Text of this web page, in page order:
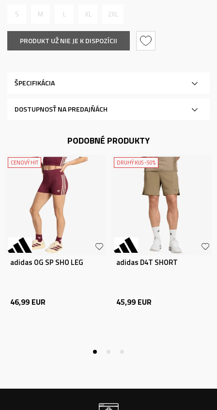
S M L XL 2XL
PRODUKT UŽ NIE JE K DISPOZÍCII
ŠPECIFIKÁCIA
DOSTUPNOSŤ NA PREDAJŇÁCH
PODOBNÉ PRODUKTY
CENOVÝ HIT
adidas OG SP SHO LEG
46,99 EUR
DRUHÝ KUS -50%
adidas D4T SHORT
45,99 EUR